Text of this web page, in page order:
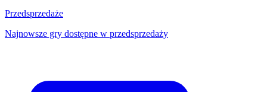
Przedsprzedaże
Najnowsze gry dostępne w przedsprzedaży